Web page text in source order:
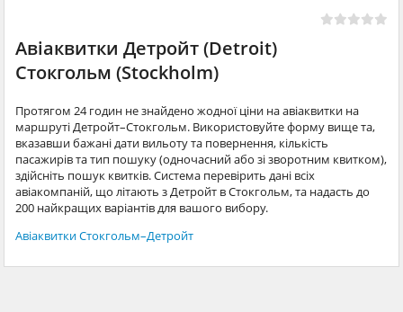
Авіаквитки Детройт (Detroit)
Стокгольм (Stockholm)
Протягом 24 годин не знайдено жодної ціни на авіаквитки на
маршруті Детройт–Стокгольм. Використовуйте форму вище та,
вказавши бажані дати вильоту та повернення, кількість
пасажирів та тип пошуку (одночасний або зі зворотним квитком),
здійсніть пошук квитків. Система перевірить дані всіх
авіакомпаній, що літають з Детройт в Стокгольм, та надасть до
200 найкращих варіантів для вашого вибору.
Авіаквитки Стокгольм–Детройт